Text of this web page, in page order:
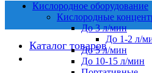
Кислородное оборудование
Кислородные
До 3 л/мин
До 1-2 л/
До 5 л/мин
До 10-15 л/мин
Каталог товаров